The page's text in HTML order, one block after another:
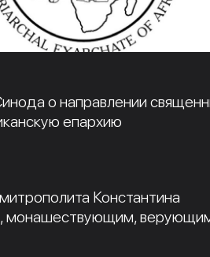
о направлении
епархию
Константина
монашествующим,